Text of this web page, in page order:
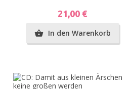
Preis
21,00 €
 In den Warenkorb